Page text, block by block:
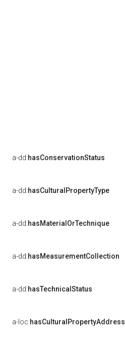
a-dd:hasConservationStatus
a-dd:hasCulturalPropertyType
a-dd:hasMaterialOrTechnique
a-dd:hasMeasurementCollection
a-dd:hasTechnicalStatus
a-loc:hasCulturalPropertyAddress